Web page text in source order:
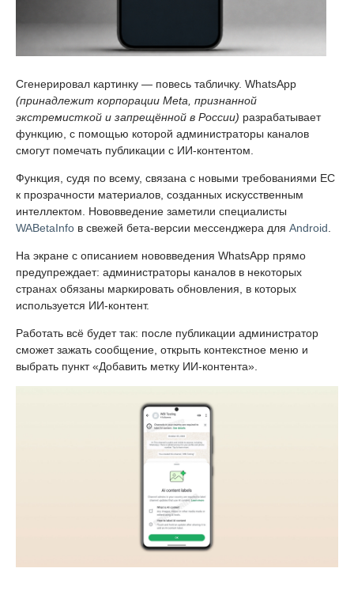
Сгенерировал картинку — повесь табличку. WhatsApp
(принадлежит корпорации Meta, признанной
экстремисткой и запрещённой в России) разрабатывает
функцию, с помощью которой администраторы каналов
смогут помечать публикации с ИИ-контентом.
Функция, судя по всему, связана с новыми требованиями ЕС
к прозрачности материалов, созданных искусственным
интеллектом. Нововведение заметили специалисты
WABetaInfo в свежей бета-версии мессенджера для Android
На экране с описанием нововведения WhatsApp прямо
предупреждает: администраторы каналов в некоторых
странах обязаны маркировать обновления, в которых
используется ИИ-контент.
Работать всё будет так: после публикации администратор
сможет зажать сообщение, открыть контекстное меню и
выбрать пункт «Добавить метку ИИ-контента».